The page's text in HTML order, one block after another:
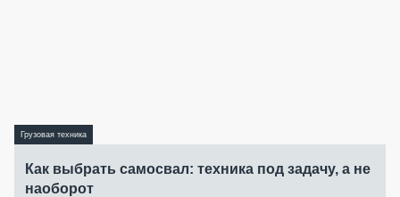
Грузовая техника
Как выбрать самосвал: техника под задачу, а не
наоборот